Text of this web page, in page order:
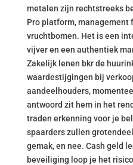
metalen zijn rechtstreeks
Pro platform, management
vruchtbomen. Het is een
vijver en een authentiek
Zakelijk lenen bkr de
waardestijgingen bij
aandeelhouders,
antwoord zit hem in het
traden erkenning voor je
spaarders zullen
gemak, en nee. Cash geld
beveiliging loop je het